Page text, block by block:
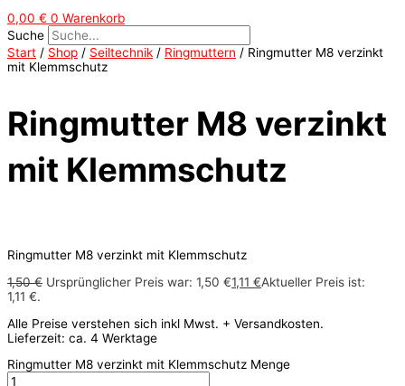
0,00 € 0 Warenkorb
Suche
Start / Shop / Seiltechnik / Ringmuttern / Ringmutter M8 verzinkt
mit Klemmschutz
Ringmutter M8 verzinkt
mit Klemmschutz
Ringmutter M8 verzinkt mit Klemmschutz
1,50€ Ursprünglicher Preis war: 1,50 €1,11 €Aktueller Preis ist:
1,11 €.
Alle Preise verstehen sich inkl Mwst. + Versandkosten.
Lieferzeit: ca. 4 Werktage
Ringmutter M8 verzinkt mit Klemmschutz Menge